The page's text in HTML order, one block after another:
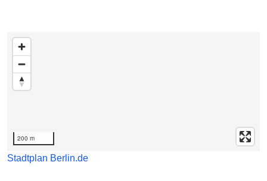
Karte überspringen
200 m
Stadtplan Berlin.de